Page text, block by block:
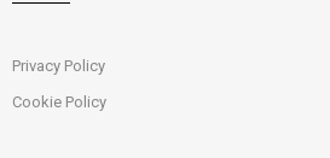
Privacy Policy
Cookie Policy